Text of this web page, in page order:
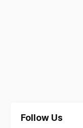
Follow Us